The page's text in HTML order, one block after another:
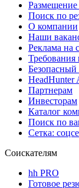
Размещение
Поиск по
О компании
Наши
Реклама на
Безопасный
HeadHunter
Партнерам
Инвесторам
Каталог
Поиск по
Сетка:
Соискателям
hh PRO
Готовое